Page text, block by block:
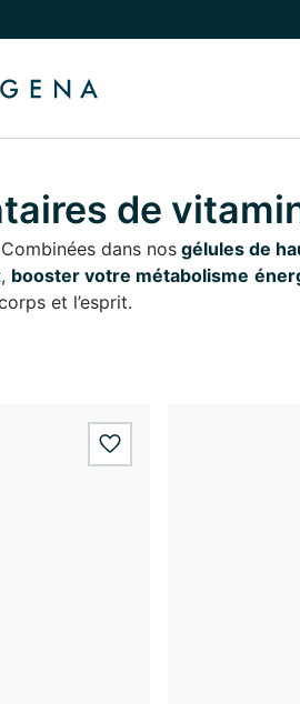
de
dans nos gélules de
, booster votre métabolisme
et l’esprit.
wishlist.add